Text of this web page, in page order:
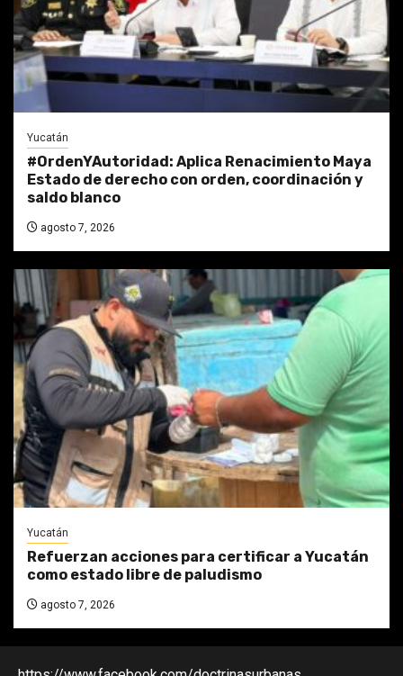
Yucatán
#OrdenYAutoridad: Aplica Renacimiento Maya
Estado de derecho con orden, coordinación y
saldo blanco
agosto 7, 2026
Yucatán
Refuerzan acciones para certificar a Yucatán
como estado libre de paludismo
agosto 7, 2026